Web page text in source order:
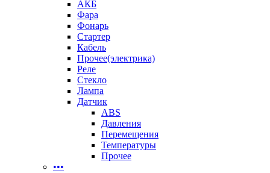
АКБ
Фара
Фонарь
Стартер
Кабель
Прочее(электрика)
Реле
Стекло
Лампа
Датчик
ABS
Давления
Перемещения
Температуры
Прочее
•••